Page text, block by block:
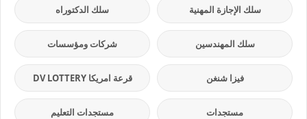
سلك الإجازة المهنية سلك الدكتوراه
سلك المهندسين شركات ومؤسسات
فيزا شنغن قرعة امريكا DV LOTTERY
مستجدات مستجدات التعليم